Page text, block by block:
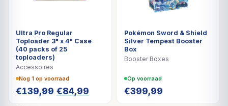
Ultra Pro Regular
Toploader 3" x 4" Case
(40 packs of 25
toploaders)
Accessoires
Nog 1 op voorraad
€139,99 Oorspronkelijke
€84,99
Pokémon Sword & Shield
Silver Tempest Booster
Box
Booster Boxes
Op voorraad
€399,99